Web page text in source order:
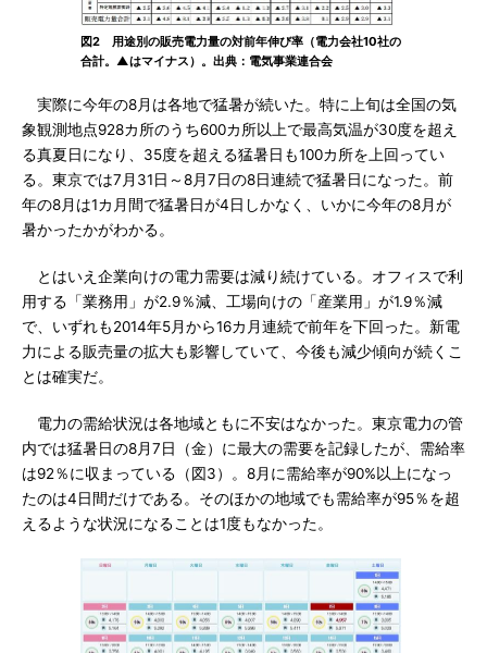
図2 用途別の販売電力量の対前年伸び率（電力会社10社の
合計。▲はマイナス）。出典：電気事業連合会
実際に今年の8月は各地で猛暑が続いた。特に上旬は全国の気
象観測地点928カ所のうち600カ所以上で最高気温が30度を超え
る真夏日になり、35度を超える猛暑日も100カ所を上回ってい
る。東京では7月31日～8月7日の8日連続で猛暑日になった。前
年の8月は1カ月間で猛暑日が4日しかなく、いかに今年の8月が
暑かったかがわかる。
とはいえ企業向けの電力需要は減り続けている。オフィスで利
用する「業務用」が2.9％減、工場向けの「産業用」が1.9％減
で、いずれも2014年5月から16カ月連続で前年を下回った。新電
力による販売量の拡大も影響していて、今後も減少傾向が続くこ
とは確実だ。
電力の需給状況は各地域ともに不安はなかった。東京電力の管
内では猛暑日の8月7日（金）に最大の需要を記録したが、需給率
は92％に収まっている（図3）。8月に需給率が90%以上になっ
たのは4日間だけである。そのほかの地域でも需給率が95％を超
えるような状況になることは1度もなかった。